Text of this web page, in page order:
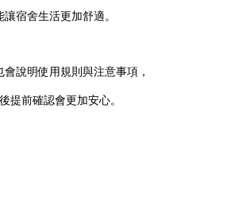
讓宿舍生活更加舒適。
會說明使用規則與注意事項，
提前確認會更加安心。